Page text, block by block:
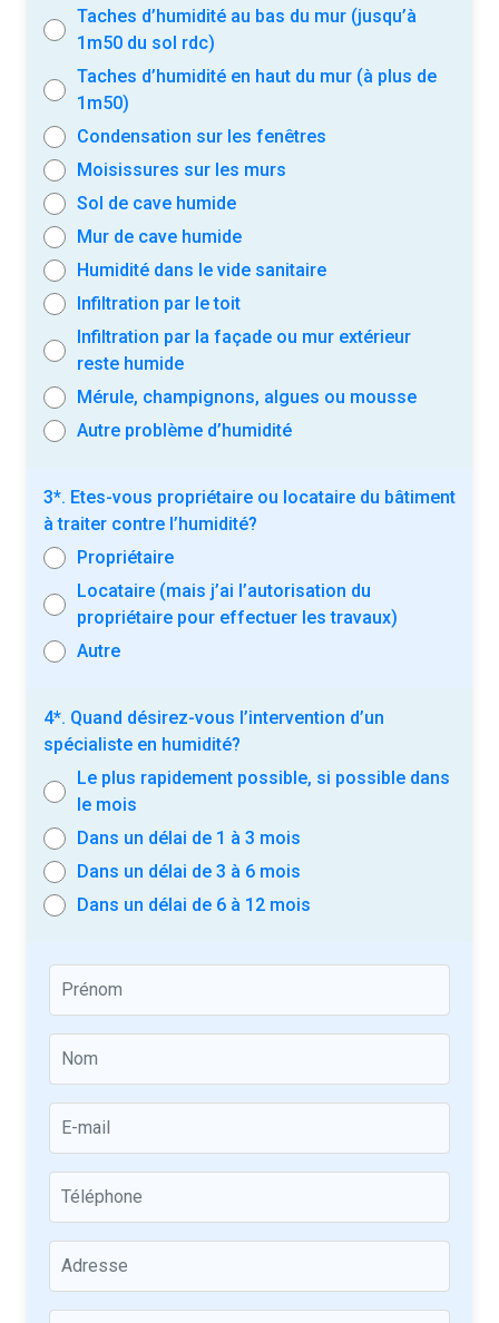
Taches d’humidité au bas du mur (jusqu’à
1m50 du sol rdc)
Taches d’humidité en haut du mur (à plus de
1m50)
Condensation sur les fenêtres
Moisissures sur les murs
Sol de cave humide
Mur de cave humide
Humidité dans le vide sanitaire
Infiltration par le toit
Infiltration par la façade ou mur extérieur
reste humide
Mérule, champignons, algues ou mousse
Autre problème d’humidité
3*. Etes-vous propriétaire ou locataire du bâtiment
à traiter contre l’humidité?
Propriétaire
Locataire (mais j’ai l’autorisation du
propriétaire pour effectuer les travaux)
Autre
4*. Quand désirez-vous l’intervention d’un
spécialiste en humidité?
Le plus rapidement possible, si possible dans
le mois
Dans un délai de 1 à 3 mois
Dans un délai de 3 à 6 mois
Dans un délai de 6 à 12 mois